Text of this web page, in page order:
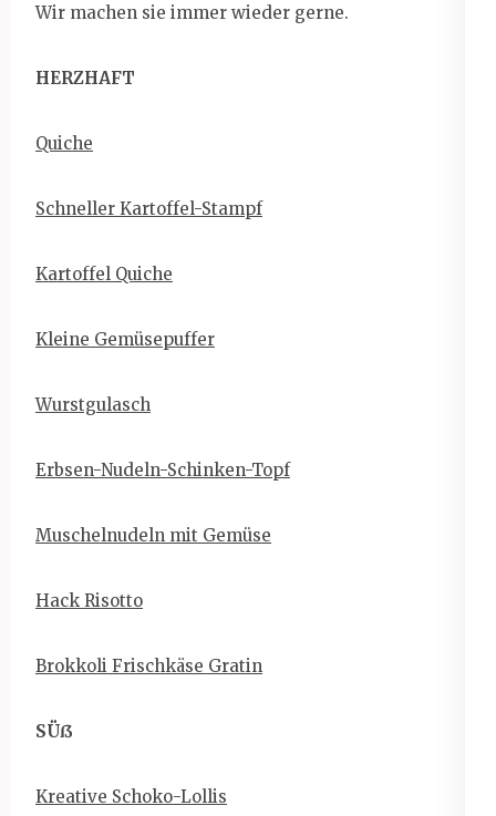
Wir machen sie immer wieder gerne.
HERZHAFT
Quiche
Schneller Kartoffel-Stampf
Kartoffel Quiche
Kleine Gemüsepuffer
Wurstgulasch
Erbsen-Nudeln-Schinken-Topf
Muschelnudeln mit Gemüse
Hack Risotto
Brokkoli Frischkäse Gratin
SÜß
Kreative Schoko-Lollis